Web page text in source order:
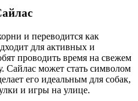
и переводится как
для активных и
проводить время на свежем
Сайлас может стать символом
его идеальным для собак,
и игры на улице.